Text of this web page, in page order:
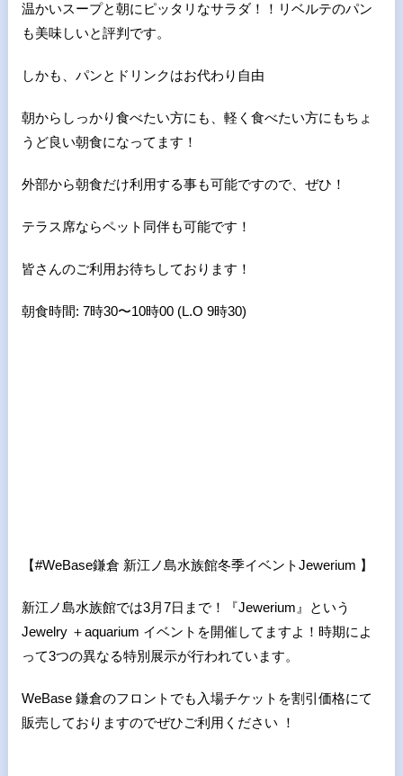
温かいスープと朝にピッタリなサラダ！！リベルテのパン
も美味しいと評判です。
しかも、パンとドリンクはお代わり自由
朝からしっかり食べたい方にも、軽く食べたい方にもちょ
うど良い朝食になってます！
外部から朝食だけ利用する事も可能ですので、ぜひ！
テラス席ならペット同伴も可能です！
皆さんのご利用お待ちしております！
朝食時間: 7時30〜10時00 (L.O 9時30)
【#WeBase鎌倉 新江ノ島水族館冬季イベントJewerium 】
新江ノ島水族館では3月7日まで！『Jewerium』という
Jewelry ＋aquarium イベントを開催してますよ！時期によ
って3つの異なる特別展示が行われています。
WeBase 鎌倉のフロントでも入場チケットを割引価格にて
販売しておりますのでぜひご利用ください ！